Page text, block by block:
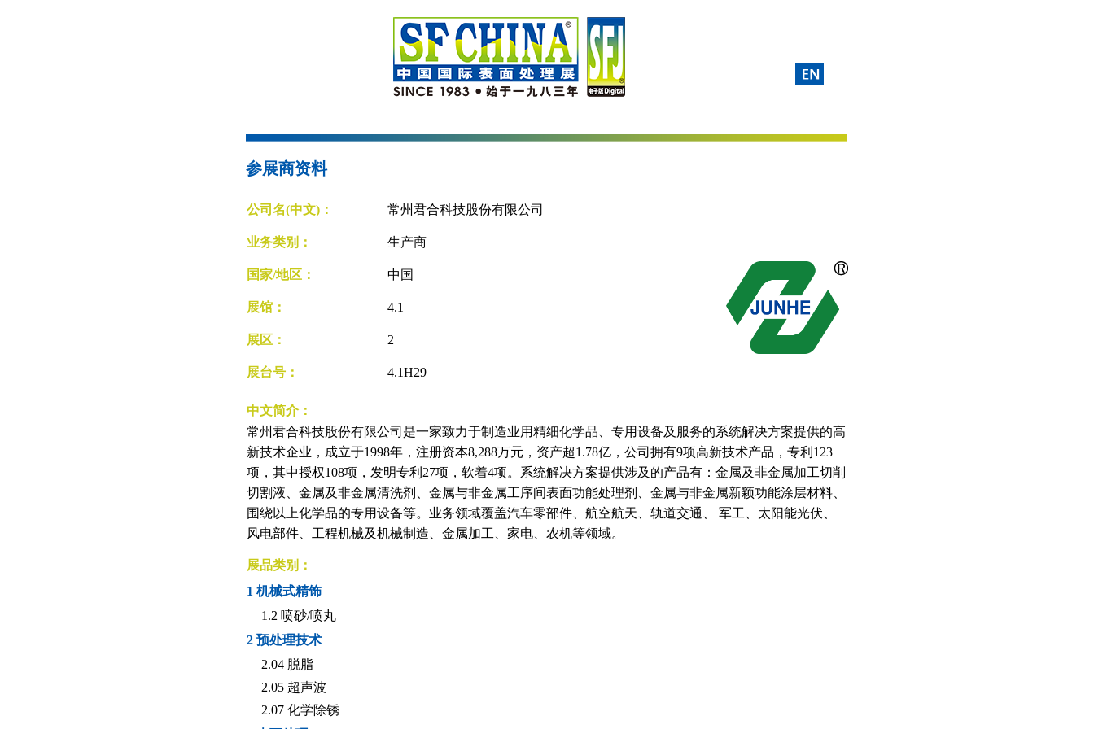
参展商资料
公司名(中文)： 常州君合科技股份有限公司
业务类别： 生产商
国家/地区： 中国
展馆： 4.1
展区： 2
展台号： 4.1H29
中文简介：
常州君合科技股份有限公司是一家致力于制造业用精细化学品、专用设备及服务的系统解决方案提供的高
新技术企业，成立于1998年，注册资本8,288万元，资产超1.78亿，公司拥有9项高新技术产品，专利123
项，其中授权108项，发明专利27项，软着4项。系统解决方案提供涉及的产品有：金属及非金属加工切削
切割液、金属及非金属清洗剂、金属与非金属工序间表面功能处理剂、金属与非金属新颖功能涂层材料、
围绕以上化学品的专用设备等。业务领域覆盖汽车零部件、航空航天、轨道交通、 军工、太阳能光伏、
风电部件、工程机械及机械制造、金属加工、家电、农机等领域。
展品类别：
1 机械式精饰
1.2 喷砂/喷丸
2 预处理技术
2.04 脱脂
2.05 超声波
2.07 化学除锈